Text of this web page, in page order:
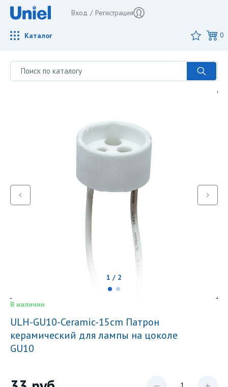
Вход / Регистрация
Каталог 0
1 / 2
В наличии
ULH-GU10-Ceramic-15cm Патрон
керамический для лампы на цоколе
GU10